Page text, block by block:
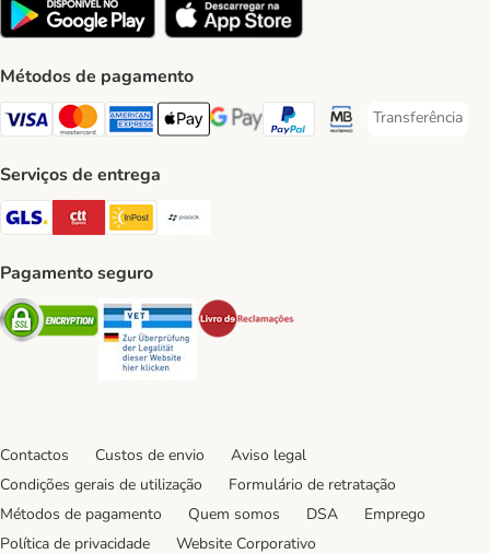
Métodos de pagamento
Visa Payment Method
Mastercard Payment Method
American Express Payment Method
Apple Pay Payment Method
Google Pay Payment Method
PayPal Payment Method
Multibanco Payment
Transferência
Transferência
Serviços de entrega
GLS Shipping Method
CTTExpress Shipping Method
InPost Shipping Method
Pagamento seguro
Security Security
Contactos Custos de envio
Aviso legal
Condições gerais de utilização
Formulário de retratação
Métodos de pagamento
Quem somos DSA
Emprego
Política de privacidade
Website Corporativo